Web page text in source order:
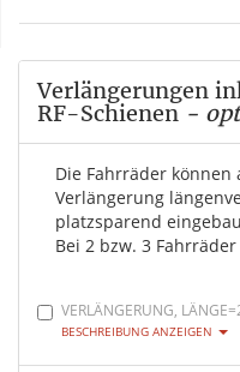
Verlängerungen
RF-Schienen -
Die Fahrräder können
Verlängerung
platzsparend
Bei 2 bzw. 3
VERLÄNGERUNG,
BESCHREIBUNG ANZEIGEN